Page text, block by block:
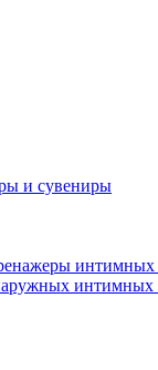
и сувениры
интимных